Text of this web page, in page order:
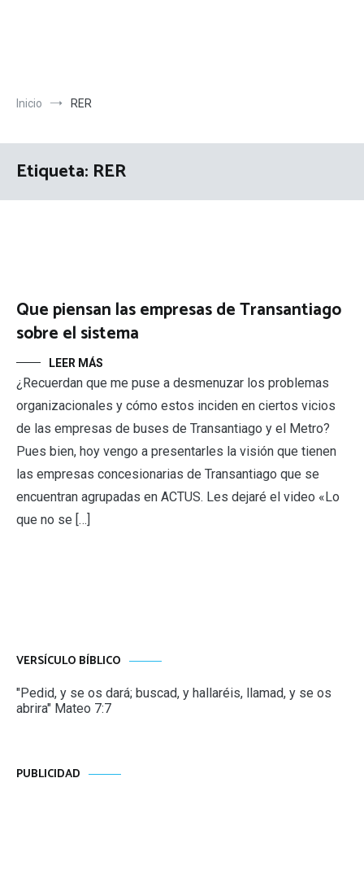
Inicio RER
Etiqueta: RER
Que piensan las empresas de Transantiago
sobre el sistema
LEER MÁS
¿Recuerdan que me puse a desmenuzar los problemas
organizacionales y cómo estos inciden en ciertos vicios
de las empresas de buses de Transantiago y el Metro?
Pues bien, hoy vengo a presentarles la visión que tienen
las empresas concesionarias de Transantiago que se
encuentran agrupadas en ACTUS. Les dejaré el video «Lo
que no se […]
VERSÍCULO BÍBLICO
"Pedid, y se os dará; buscad, y hallaréis, llamad, y se os
abrira" Mateo 7:7
PUBLICIDAD